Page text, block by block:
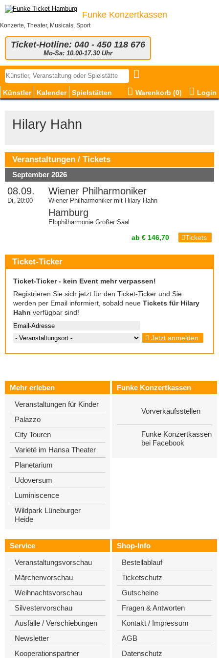
Funke Konzertkassen
Konzerte, Theater, Musicals, Sport
Ticket-Hotline: 040 - 450 118 676
Mo-Sa: 10.00-17.30 Uhr
Künstler Kalender Spielstätten Warenkorb (0) Login
Hilary Hahn
Veranstaltungen / Tickets
September 2026
08.09.
Di, 20:00
Wiener Philharmoniker
Wiener Philharmoniker mit Hilary Hahn
Hamburg
Elbphilharmonie Großer Saal
ab € 146,70 Tickets
Ticket-Ticker
Ticket-Ticker - kein Event mehr verpassen!
Registrieren Sie sich jetzt für den Ticket-Ticker und Sie
werden per Email informiert, sobald neue Tickets für Hilary
Hahn verfügbar sind!
Jetzt anmelden
Mehr erleben
Veranstaltungen für Kinder
Palazzo
City Touren
Varieté im Hansa Theater
Planetarium
Udoversum
Luminiscence
Wildpark Lüneburger
Heide
Funke Konzertkassen
Vorverkaufsstellen
Funke Konzertkassen
bei Facebook
Service
Veranstaltungsvorschau
Märchenvorschau
Weihnachtsvorschau
Silvestervorschau
Ausfälle / Verschiebungen
Newsletter
Kooperationspartner
Shop-Info
Bestellablauf
Ticketschutz
Gutscheine
Fragen & Antworten
Kontakt / Impressum
AGB
Datenschutz